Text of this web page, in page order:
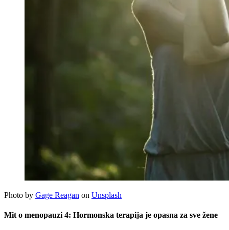
Photo by Gage Reagan on Unsplash
Mit o menopauzi 4: Hormonska terapija je opasna za sve žene